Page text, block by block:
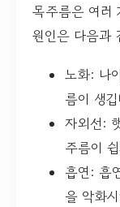
목주름은 여러
원인은 다음과
노화: 나
름이 생
자외선:
주름이
흡연: 흡
을 악화